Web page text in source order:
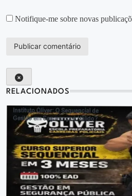
Notifique-me sobre novas
RELACIONADOS